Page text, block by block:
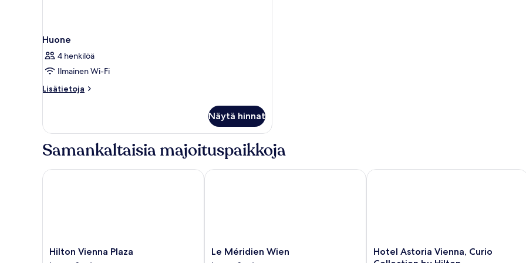
Huone
4 henkilöä
Ilmainen Wi-Fi
Lisätietoja
Lisätietoja
Näytä hinnat
Samankaltaisia majoituspaikkoja
Hilton
Vienna
Hilton Vienna Plaza
Hilton Vienna Plaza
Le
Méridien
Le Méridien Wien
Le Méridien Wien
Hotel
Astoria
Hotel Astoria Vienna, Curio
Hotel Astoria Vienna, Curio